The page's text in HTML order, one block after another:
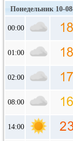
Понедельник 10-
00:00
01:00
02:00
08:00
14:00